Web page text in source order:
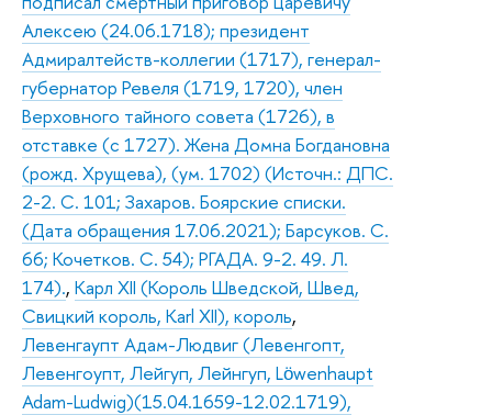
Алексею (24.06.1718); президент
Адмиралтейств-коллегии (1717), генерал-
губернатор Ревеля (1719, 1720), член
Верховного тайного совета (1726), в
отставке (с 1727). Жена Домна Богдановна
(рожд. Хрущева), (ум. 1702) (Источн.: ДПС.
2-2. С. 101; Захаров. Боярские списки.
(Дата обращения 17.06.2021); Барсуков. С.
66; Кочетков. С. 54); РГАДА. 9-2. 49. Л.
174)., Карл XII (Король Шведской, Швед,
Свицкий король, Karl XII), король,
Левенгаупт Адам-Людвиг (Левенгопт,
Левенгоупт, Лейгуп, Лейнгуп, Lӧwenhaupt
Adam-Ludwig)(15.04.1659-12.02.1719),